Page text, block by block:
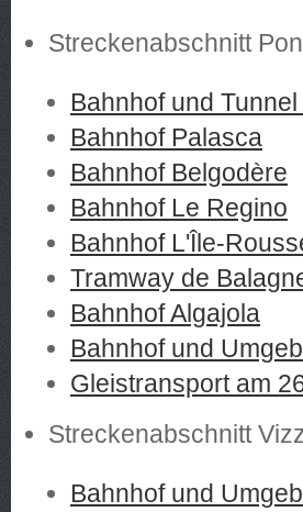
Streckenabschnitt
Bahnhof und
Bahnhof Palasca
Bahnhof Belgodère
Bahnhof Le Regino
Bahnhof L'Île-
Tramway de
Bahnhof Algajola
Bahnhof und
Gleistransport am
Streckenabschnitt
Bahnhof und